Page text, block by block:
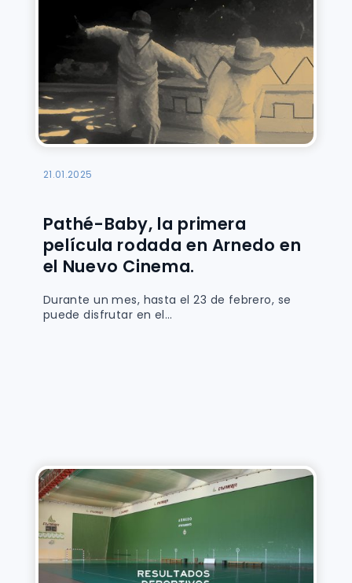
21.01.2025
Pathé-Baby, la primera
película rodada en Arnedo en
el Nuevo Cinema.
Durante un mes, hasta el 23 de febrero, se
puede disfrutar en el...